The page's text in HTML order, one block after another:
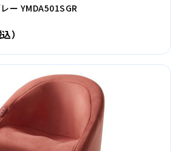
ー YMDA501SGR
）